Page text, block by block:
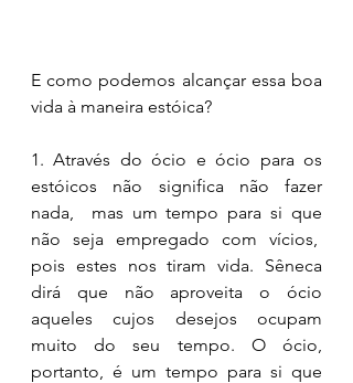
E como podemos alcançar essa boa
vida à maneira estóica?
1. Através do ócio e ócio para os
estóicos não significa não fazer
nada,  mas um tempo para si que
não seja empregado com vícios,
pois estes nos tiram vida. Sêneca
dirá que não aproveita o ócio
aqueles cujos desejos ocupam
muito do seu tempo. O ócio,
portanto, é um tempo para si que